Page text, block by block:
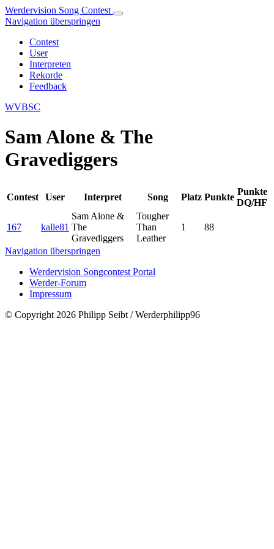
Werdervision Song Contest
Navigation überspringen
Contest
User
Interpreten
Rekorde
Feedback
WVBSC
Sam Alone & The
Gravediggers
Contest User Interpret Song Platz Punkte
Punkte
DQ/HF
167 kalle81
Sam Alone &
The
Gravediggers
Tougher
Than
Leather
1 88
Navigation überspringen
Werdervision Songcontest Portal
Werder-Forum
Impressum
© Copyright 2026 Philipp Seibt / Werderphilipp96